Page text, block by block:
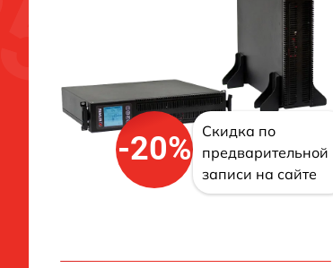
-20%
Скидка по
предварительной
записи на сайте